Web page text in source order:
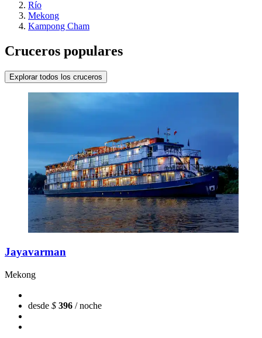
Río
Mekong
Kampong Cham
Cruceros populares
Explorar todos los cruceros
Jayavarman
Mekong
desde $ 396 / noche